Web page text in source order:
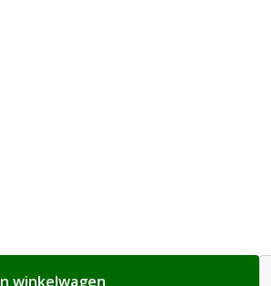
winkelwagen